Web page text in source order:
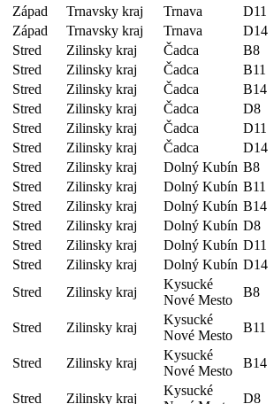
Západ
Trnavsky kraj Trnava D11
Západ
Trnavsky kraj Trnava D14
Stred
Zilinsky kraj Čadca B8
Stred
Zilinsky kraj Čadca B11
Stred
Zilinsky kraj Čadca B14
Stred
Zilinsky kraj Čadca D8
Stred
Zilinsky kraj Čadca D11
Stred
Zilinsky kraj Čadca D14
Stred
Zilinsky kraj Dolný Kubín B8
Stred
Zilinsky kraj Dolný Kubín B11
Stred
Zilinsky kraj Dolný Kubín B14
Stred
Zilinsky kraj Dolný Kubín D8
Stred
Zilinsky kraj Dolný Kubín D11
Stred
Zilinsky kraj Dolný Kubín D14
Stred
Zilinsky kraj
Kysucké
Nové Mesto
B8
Stred Zilinsky kraj
Kysucké
Nové Mesto
B11
Stred Zilinsky kraj
Kysucké
Nové Mesto
B14
Stred Zilinsky kraj
Kysucké
D8